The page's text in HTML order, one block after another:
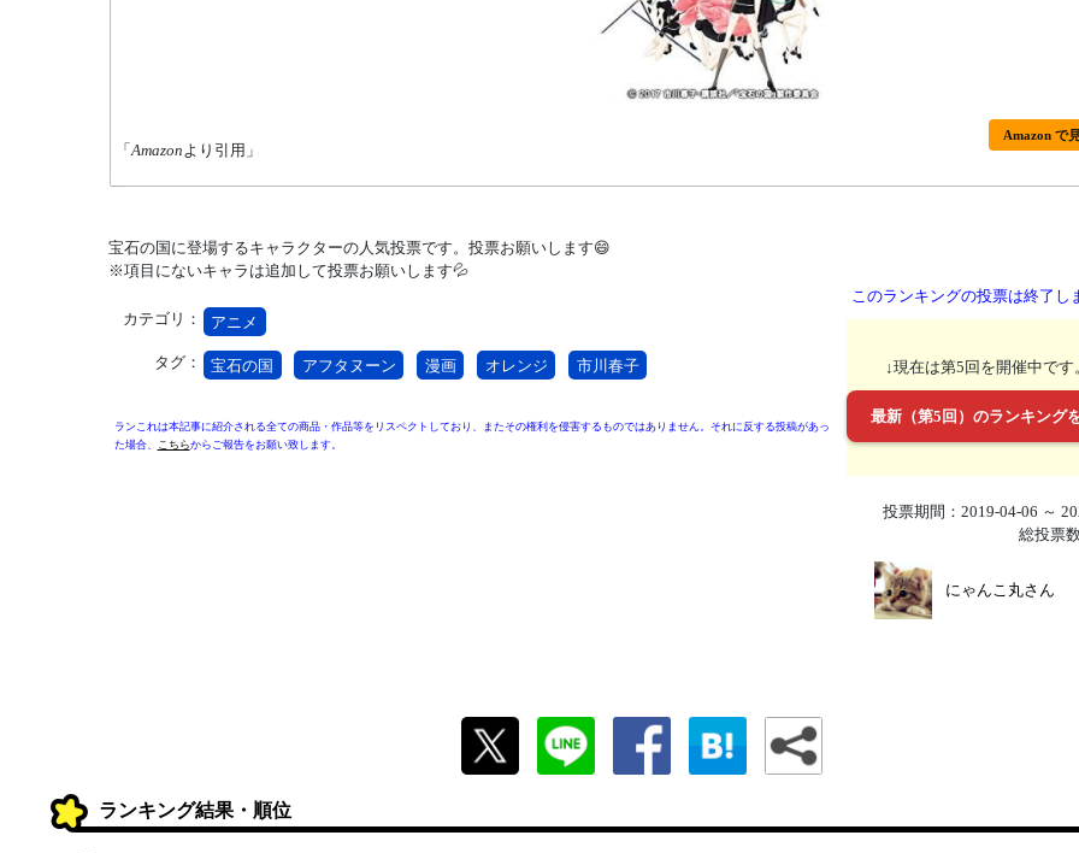
「Amazonより引用」
Amazon で
宝石の国に登場するキャラクターの人気投票です。投票お願いします😄
※項目にないキャラは追加して投票お願いします💦
カテゴリ： アニメ
タグ： 宝石の国 アフタヌーン 漫画 オレンジ 市川春子
ランこれは本記事に紹介される全ての商品・作品等をリスペクトしており、またその権利を侵害するものではありません。それに反する投稿があっ
た場合、
こちらからご報告をお願い致します。
このランキングの投票は終了し
↓現在は第5回を開催中です
最新（第5回）のランキング
投票期間：2019-04-06 ～
総投票
にゃんこ丸さん
ランキング結果・順位